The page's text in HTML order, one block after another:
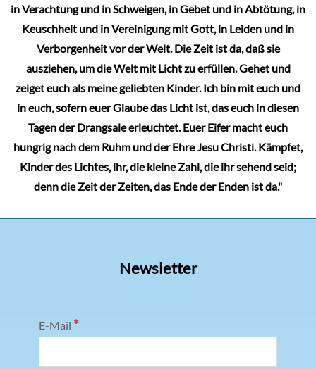
in Verachtung und in Schweigen, in Gebet und in Abtötung, in
Keuschheit und in Vereinigung mit Gott, in Leiden und in
Verborgenheit vor der Welt. Die Zeit ist da, daß sie
ausziehen, um die Welt mit Licht zu erfüllen. Gehet und
zeiget euch als meine geliebten Kinder. Ich bin mit euch und
in euch, sofern euer Glaube das Licht ist, das euch in diesen
Tagen der Drangsale erleuchtet. Euer Eifer macht euch
hungrig nach dem Ruhm und der Ehre Jesu Christi. Kämpfet,
Kinder des Lichtes, ihr, die kleine Zahl, die ihr sehend seid;
denn die Zeit der Zeiten, das Ende der Enden ist da."
Newsletter
E-Mail *